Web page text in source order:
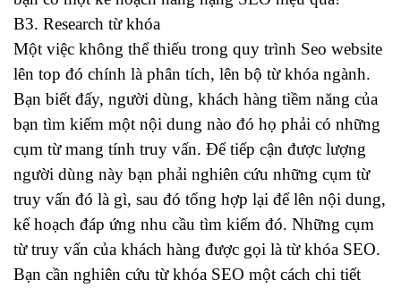
B3. Research từ khóa
Một việc không thể thiếu trong quy trình Seo website
lên top đó chính là phân tích, lên bộ từ khóa ngành.
Bạn biết đấy, người dùng, khách hàng tiềm năng của
bạn tìm kiếm một nội dung nào đó họ phải có những
cụm từ mang tính truy vấn. Để tiếp cận được lượng
người dùng này bạn phải nghiên cứu những cụm từ
truy vấn đó là gì, sau đó tổng hợp lại để lên nội dung,
kế hoạch đáp ứng nhu cầu tìm kiếm đó. Những cụm
từ truy vấn của khách hàng được gọi là từ khóa SEO.
Bạn cần nghiên cứu từ khóa SEO một cách chi tiết